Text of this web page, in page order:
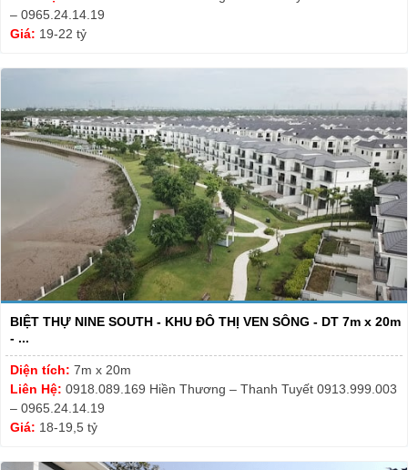
– 0965.24.14.19
Giá: 19-22 tỷ
BIỆT THỰ NINE SOUTH - KHU ĐÔ THỊ VEN SÔNG - DT 7m x 20m
- ...
Diện tích: 7m x 20m
Liên Hệ: 0918.089.169 Hiền Thương – Thanh Tuyết 0913.999.003
– 0965.24.14.19
Giá: 18-19,5 tỷ